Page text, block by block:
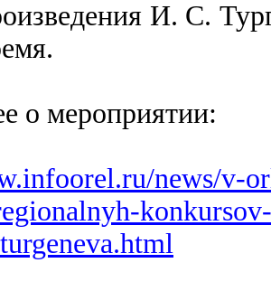
И. С.
о мероприятии:
news/v-